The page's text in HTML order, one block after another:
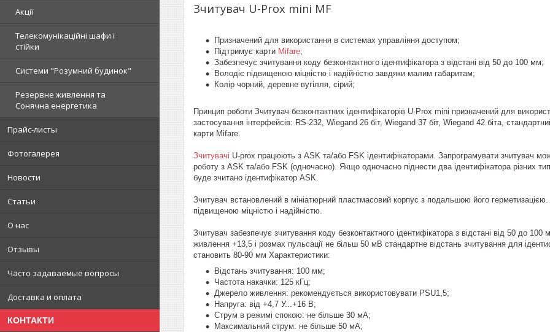
Акції
Телекомунікаційні шафи і
стійки
Системи "Розумний будинок"
Резервне живлення та
Сонячна енергетика
Прайс-листы
Фотогалерея
Новости
Статьи
О нас
Отзывы
Часто задаваемые вопросы
Доставка и оплата
КОНТАКТИ
Зчитувач U-Prox mini MF
Призначений для використання в системах управління доступом;
Підтримує карти Mifare;
Забезпечує зчитування коду безконтактного ідентифікатора з відстані від 50 до 100 мм;
Володіє підвищеною міцністю і надійністю завдяки малим габаритам;
Колір чорний, деревне вугілля, сірий;
Принцип роботи Зчитувач безконтактних ідентифікаторів U-Prox mini призначений для
застосування інтерфейсів: RS-232, Wiegand 26 біт, Wiegand 37 біт, Wiegand 42 біта,
карти Mifare.
Зчитувачі U-prox працюють з ASK та/або FSK ідентифікаторами. Запрограмувати зчитувач
роботу з ASK та/або FSK (одночасно). Якщо одночасно піднести два ідентифікатора різних
буде зчитано ідентифікатор ASK.
Зчитувач встановлений в мініатюрний пластмасовий корпус з подальшою його
підвищеною міцністю і надійністю.
Зчитувач забезпечує зчитування коду безконтактного ідентифікатора з відстані від 50 до
живлення +13,5 і розмах пульсації не більш 50 мВ стандартне відстань зчитування для
становить 80-90 мм Характеристики:
Відстань зчитування: 100 мм;
Частота накачки: 125 кГц;
Джерело живлення: рекомендується використовувати PSU1,5;
Напруга: від +4,7 У...+16 В;
Струм в режимі спокою: не більше 30 мА;
Максимальний струм: не більше 50 мА;